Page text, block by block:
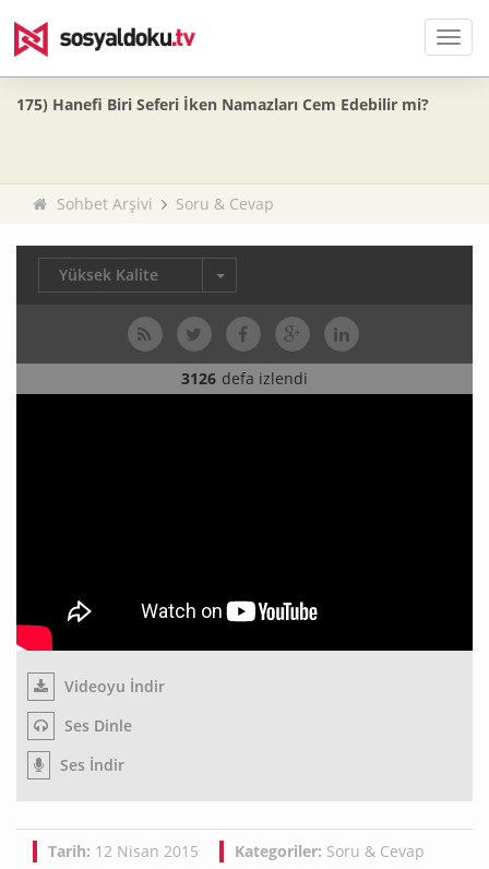
Menü
175) Hanefi Biri Seferi İken Namazları Cem Edebilir mi?
Sohbet Arşivi Soru & Cevap
Yüksek Kalite
3126 defa izlendi
Videoyu İndir
Ses Dinle
Ses İndir
Tarih: 12 Nisan 2015 Kategoriler: Soru & Cevap